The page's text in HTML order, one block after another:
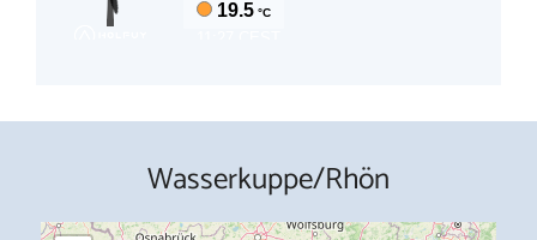
Wasserkuppe/Rhön